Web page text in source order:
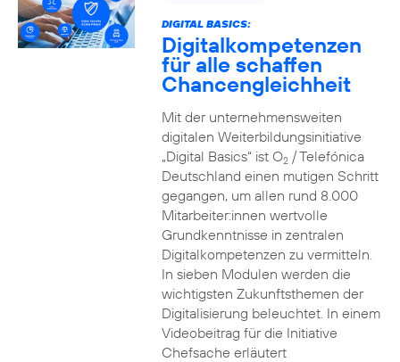
DIGITAL BASICS:
Digitalkompetenzen
für alle schaffen
Chancengleichheit
Mit der unternehmensweiten
digitalen Weiterbildungsinitiative
„Digital Basics“ ist O2/ Telefónica
Deutschland einen mutigen Schritt
gegangen, um allen rund 8.000
Mitarbeiter:innen wertvolle
Grundkenntnisse in zentralen
Digitalkompetenzen zu vermitteln.
In sieben Modulen werden die
wichtigsten Zukunftsthemen der
Digitalisierung beleuchtet. In einem
Videobeitrag für die Initiative
Chefsache erläutert